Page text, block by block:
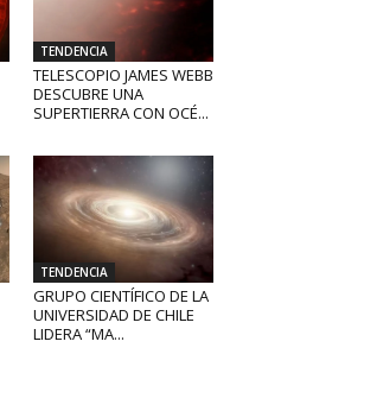
TENDENCIA
TELESCOPIO JAMES WEBB
DESCUBRE UNA
SUPERTIERRA CON OCÉ...
TENDENCIA
GRUPO CIENTÍFICO DE LA
UNIVERSIDAD DE CHILE
LIDERA “MA...